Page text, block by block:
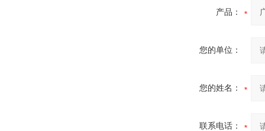
产品：
您的单位：
您的姓名：
联系电话：